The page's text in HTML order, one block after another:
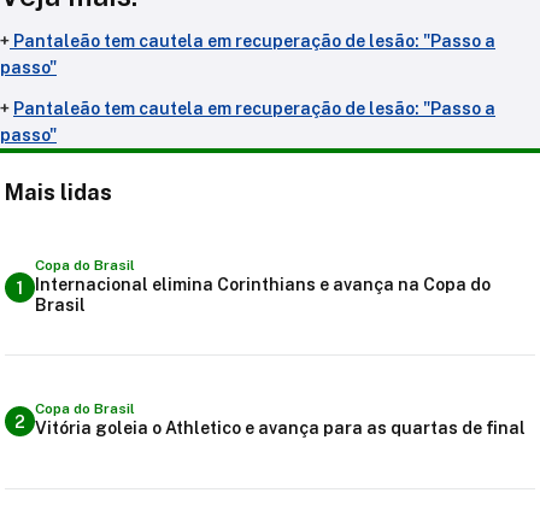
+ Pantaleão tem cautela em recuperação de lesão: "Passo a
passo"
+ Pantaleão tem cautela em recuperação de lesão: "Passo a
passo"
Mais lidas
1
Copa do Brasil
Internacional elimina Corinthians e avança na Copa do
Brasil
2
Copa do Brasil
Vitória goleia o Athletico e avança para as quartas de final